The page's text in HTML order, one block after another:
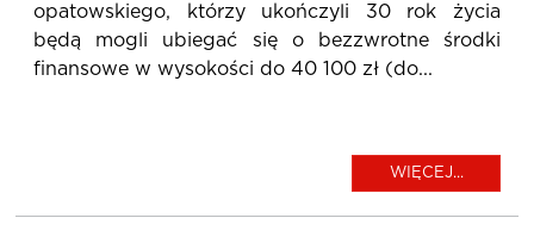
opatowskiego, którzy ukończyli 30 rok życia
będą mogli ubiegać się o bezzwrotne środki
finansowe w wysokości do 40 100 zł (do...
WIĘCEJ...